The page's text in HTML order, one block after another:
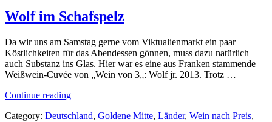
Wolf im Schafspelz
Da wir uns am Samstag gerne vom Viktualienmarkt ein paar
Köstlichkeiten für das Abendessen gönnen, muss dazu natürlich
auch Substanz ins Glas. Hier war es eine aus Franken stammende
Weißwein-Cuvée von „Wein von 3„: Wolf jr. 2013. Trotz …
Continue reading„Wolf
Schafspelz“
Category: Deutschland, Goldene Mitte, Länder, Wein nach Preis,